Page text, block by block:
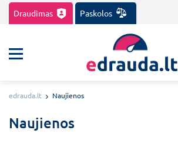
Draudimas Paskolos
edrauda.lt Naujienos
Naujienos